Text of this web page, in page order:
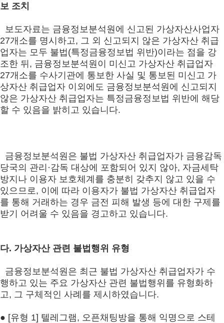
보 조치
보도자료는 금융정보분석원에 신고된 가상자산사업자
27개소를 명시하고, 그 외 신고되지 않은 가상자산 취급
업자는 모두 불법(특정금융정보법 위반)이라는 점을 강
조한 뒤, 금융정보분석원이 미신고 가상자산 취급업자
27개소를 수사기관에 통보한 사실 및 통보된 미신고 가
상자산 취급업자 이외에도 금융정보분석원에 신고되지
않은 가상자산 취급업자는 특정금융정보법 위반에 해당
할 수 있음을 밝히고 있습니다.
금융정보분석원은 불법 가상자산 취급업자가 금융감독
당국의 관리·감독 대상에 포함되어 있지 않아, 자금세탁
방지나 이용자 보호체계를 충분히 갖추지 않고 있을 수
있으므로, 이에 따라 이용자가 불법 가상자산 취급업자
를 통해 거래하는 경우 금전 피해 발생 등에 대한 구제를
받기 어려울 수 있음을 경고하고 있습니다.
다. 가상자산 관련 불법행위 유형
금융정보분석원은 최근 불법 가상자산 취급업자가 수
행하고 있는 주요 가상자산 관련 불법행위를 유형화하
고, 그 구체적인 사례를 제시하였습니다.
● [유형 1] 텔레그램, 오픈채팅방을 통해 익명으로 스테